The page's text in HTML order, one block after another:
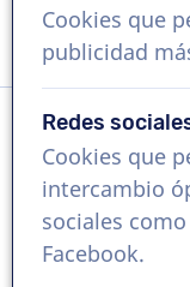
Solicita una demo
Idioma
Polaco
Cookies que
publicidad
Redes
Cookies que
intercambio
sociales
Facebook.